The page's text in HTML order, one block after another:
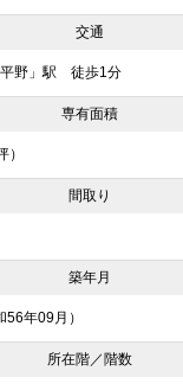
交通
平野」駅 徒歩1分
専有面積
）
間取り
築年月
年09月）
所在階／階数